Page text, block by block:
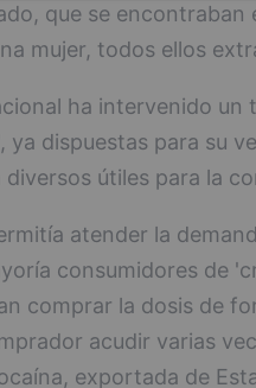
que se encontraban
mujer, todos ellos
ha intervenido un
dispuestas para su
útiles para la
atender la
consumidores de
comprar la dosis de
acudir varias
exportada de